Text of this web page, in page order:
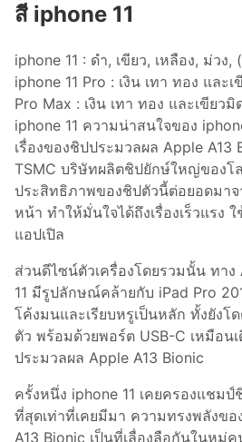
สี iphone 11
iphone 11 : ดำ, เขียว, เหลือง, ม่วง,
iphone 11 Pro : เงิน เทา ทอง และ
Pro Max : เงิน เทา ทอง และเขียว
iphone 11 ความน่าสนใจของ
เรื่องของชิปประมวลผล Apple A13
TSMC บริษัทผลิตชิปยักษ์ใหญ่ของโ
ประสิทธิภาพของชิปตัวนี้ต่อยอดมา
หน้า ทำให้มั่นใจได้ถึงเรื่องเร็วแรง
แอปเปิล
ส่วนดีไซน์ตัวเครื่องโดยรวมนั้น ทาง
11 มีรูปลักษณ์คล้ายกับ iPad Pro
โค้งมนและเรียบหรูเป็นหลัก ทั้งยังโ
ตัว พร้อมด้วยพอร์ต USB-C เหมือน
ประมวลผล Apple A13 Bionic
ครั้งหนึ่ง iphone 11 เคยครองแชม
ที่สุดเท่าที่เคยมีมา ความทรงพลังข
A13 Bionic เป็นที่เลื่องลือกันในหมู่